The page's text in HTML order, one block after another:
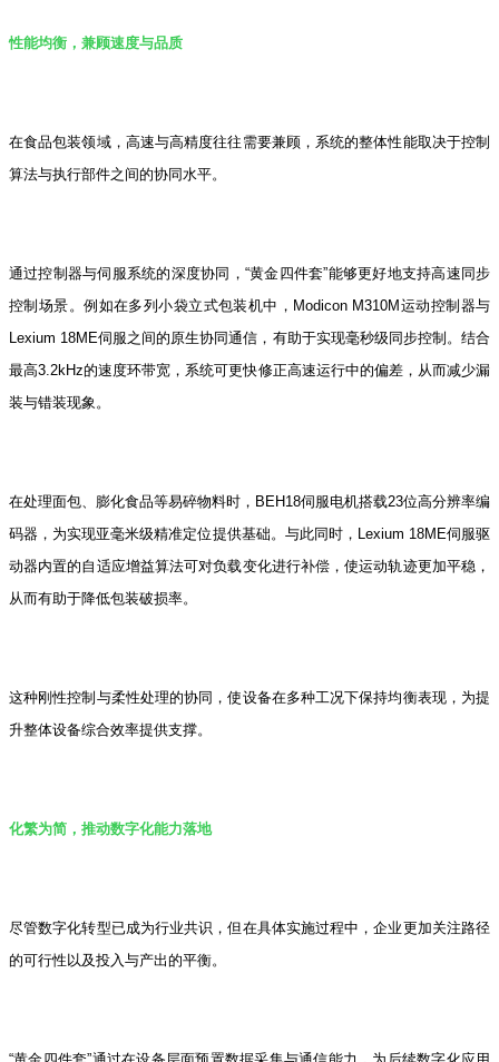
性能均衡，兼顾速度与品质
在食品包装领域，高速与高精度往往需要兼顾，系统的整体性能取决于控制
算法与执行部件之间的协同水平。
通过控制器与伺服系统的深度协同，“黄金四件套”能够更好地支持高速同步
控制场景。例如在多列小袋立式包装机中，Modicon M310M运动控制器与
Lexium 18ME伺服之间的原生协同通信，有助于实现毫秒级同步控制。结合
最高3.2kHz的速度环带宽，系统可更快修正高速运行中的偏差，从而减少漏
装与错装现象。
在处理面包、膨化食品等易碎物料时，BEH18伺服电机搭载23位高分辨率编
码器，为实现亚毫米级精准定位提供基础。与此同时，Lexium 18ME伺服驱
动器内置的自适应增益算法可对负载变化进行补偿，使运动轨迹更加平稳，
从而有助于降低包装破损率。
这种刚性控制与柔性处理的协同，使设备在多种工况下保持均衡表现，为提
升整体设备综合效率提供支撑。
化繁为简，推动数字化能力落地
尽管数字化转型已成为行业共识，但在具体实施过程中，企业更加关注路径
的可行性以及投入与产出的平衡。